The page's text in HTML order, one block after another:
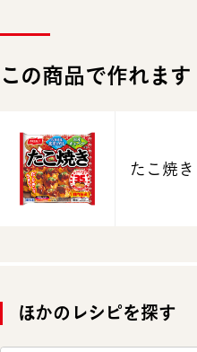
この商品で作れます
たこ焼き
ほかのレシピを探す